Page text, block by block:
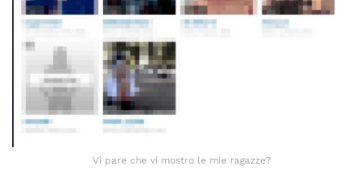
Vi pare che vi mostro le mie ragazze?